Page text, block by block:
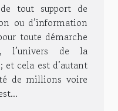
tout support de
ou d’information
toute démarche
l’univers de la
et cela est d’autant
de millions voire